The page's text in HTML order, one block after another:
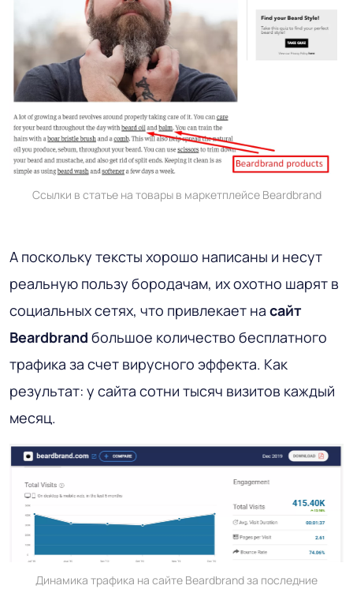
Ссылки в статье на товары в маркетплейсе Beardbrand
А поскольку тексты хорошо написаны и несут
реальную пользу бородачам, их охотно шарят в
социальных сетях, что привлекает на сайт
Beardbrand большое количество бесплатного
трафика за счет вирусного эффекта. Как
результат: у сайта сотни тысяч визитов каждый
месяц.
Динамика трафика на сайте Beardbrand за последние